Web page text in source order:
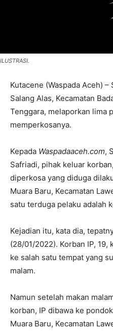
ILUSTRASI.
Kutacene (Waspada Aceh)
Salang Alas, Kecamatan
Tenggara, melaporkan lima
memperkosanya.
Kepada Waspadaaceh.com,
Safriadi, pihak keluar
diperkosa yang diduga
Muara Baru, Kecamatan
satu terduga pelaku adalah
Kejadian itu, kata dia,
(28/01/2022). Korban IP, 19,
ke salah satu tempat yang
malam.
Namun setelah makan
korban, IP dibawa ke
Muara Baru, Kecamatan